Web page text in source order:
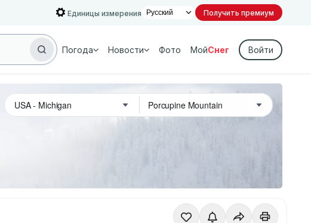
Единицы измерения Получить премиум
Погода Новости Фото МойСнег Войти